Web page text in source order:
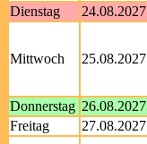
Dienstag
24.08.2027
Mittwoch 25.08.2027
Donnerstag 26.08.2027
Freitag
27.08.2027